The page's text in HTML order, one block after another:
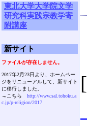
[
東北大学大学院文学
研究科実践宗教学寄
附講座
新サイト
ファイルが存在しません。
2017年2月23日より、ホームペー
ジをリニューアルして、新サイト
に移行しました。
→こちら http://www.sal.tohoku.a
c.jp/p-religion/2017